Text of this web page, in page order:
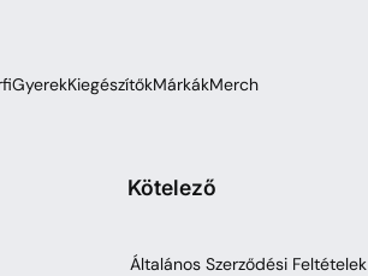
GyerekKiegészítőkMárkákMerch
Kötelező
Általános Szerződési Feltételek